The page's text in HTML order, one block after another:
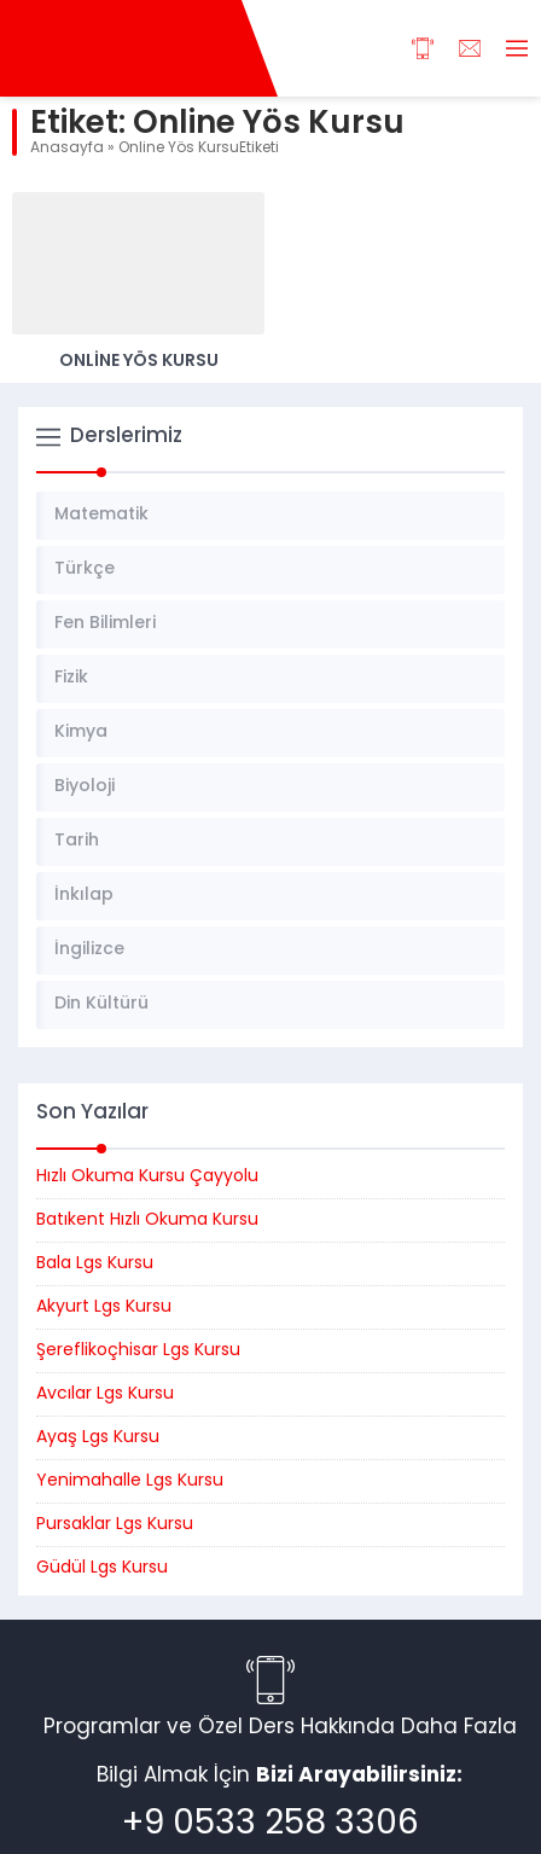
Etiket: Online Yös Kursu
Anasayfa » Online Yös KursuEtiketi
ONLINE YÖS KURSU
Derslerimiz
Matematik
Türkçe
Fen Bilimleri
Fizik
Kimya
Biyoloji
Tarih
İnkılap
İngilizce
Din Kültürü
Son Yazılar
Hızlı Okuma Kursu Çayyolu
Batıkent Hızlı Okuma Kursu
Bala Lgs Kursu
Akyurt Lgs Kursu
Şereflikoçhisar Lgs Kursu
Avcılar Lgs Kursu
Ayaş Lgs Kursu
Yenimahalle Lgs Kursu
Pursaklar Lgs Kursu
Güdül Lgs Kursu
Programlar ve Özel Ders Hakkında Daha Fazla
Bilgi Almak İçin Bizi Arayabilirsiniz:
+9 0533 258 3306